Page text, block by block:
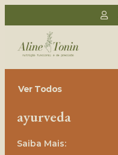
Ver Todos
ayurveda
Saiba Mais: